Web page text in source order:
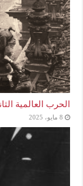
الحرب العالمية
8 مايو، 2025